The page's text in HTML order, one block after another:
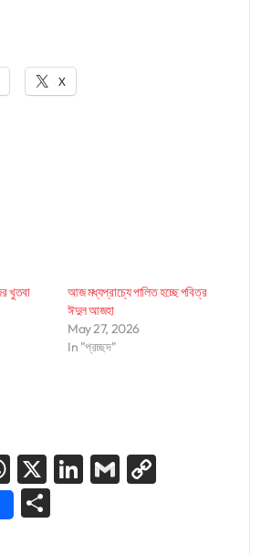
X
খুতবা
আজ মধ্যপ্রাচ্যে পালিত হচ্ছে পবিত্র
ঈদুল আজহা
May 27, 2026
In "প্রচ্ছদ"
WhatsApp
X LinkedIn
Gmail